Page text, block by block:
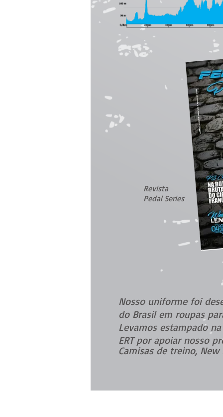
Nosso uniforme foi
do Brasil em roupas
Levamos estampado
ERT por apoiar nosso
Camisas de treino, New
Revista
Pedal Series